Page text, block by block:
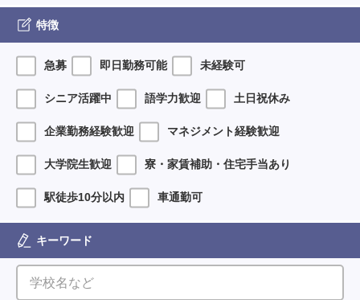
特徴
急募 即日勤務可能 未経験可
シニア活躍中 語学力歓迎 土日祝休み
企業勤務経験歓迎 マネジメント経験歓迎
大学院生歓迎 寮・家賃補助・住宅手当あり
駅徒歩10分以内 車通勤可
キーワード